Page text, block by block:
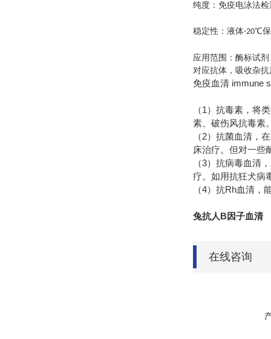
纯度：免疫电泳法
稳定性：液体-20℃
应用范围：酶标试
对应抗体，吸收杂
免疫血清 immune
（1）抗毒素，将
素、破伤风抗毒素
（2）抗菌血清，
床治疗。但对一些
（3）抗病毒血清
疗。如用抗狂犬病
（4）抗Rh血清，
兔抗人B因子血清
在线咨询